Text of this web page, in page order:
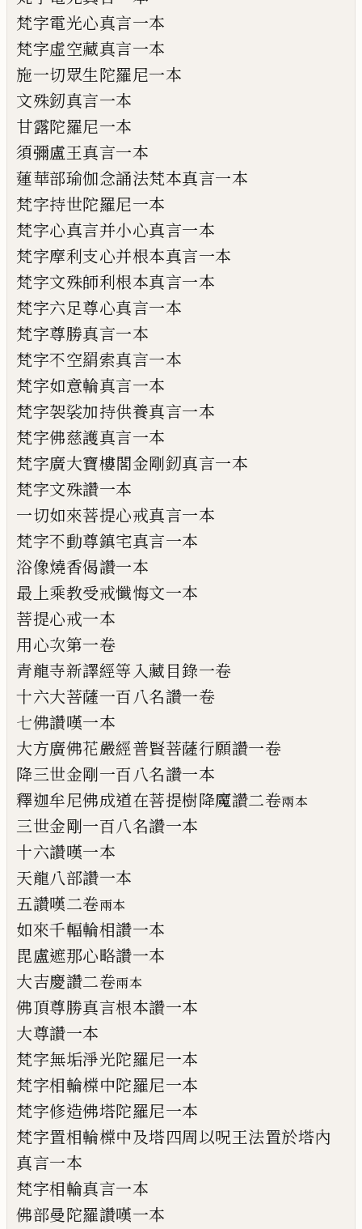
梵字電光心真言一本
梵字虛空藏真言一本
施一切眾生陀羅尼一本
文殊釰真言一本
甘露陀羅尼一本
須彌盧王真言一本
蓮華部瑜伽念誦法梵本真言一本
梵字持世陀羅尼一本
梵字心真言并小心真言一本
梵字摩利支心并根本真言一本
梵字文殊師利根本真言一本
梵字六足尊心真言一本
梵字尊勝真言一本
梵字不空羂索真言一本
梵字如意輪真言一本
梵字袈裟加持供養真言一本
梵字佛慈護真言一本
梵字廣大寶樓閣金剛釰真言一本
梵字文殊讚一本
一切如來菩提心戒真言一本
梵字不動尊鎮宅真言一本
浴像燒香偈讚一本
最上乘教受戒懺悔文一本
菩提心戒一本
用心次第一卷
青龍寺新譯經等入藏目錄一卷
十六大菩薩一百八名讚一卷
七佛讚嘆一本
大方廣佛花嚴經普賢菩薩行願讚一卷
降三世金剛一百八名讚一本
釋迦牟尼佛成道在菩提樹降魔讚二卷兩本
三世金剛一百八名讚一本
十六讚嘆一本
天龍八部讚一本
五讚嘆二卷兩本
如來千輻輪相讚一本
毘盧遮那心略讚一本
大吉慶讚二卷兩本
佛頂尊勝真言根本讚一本
大尊讚一本
梵字無垢淨光陀羅尼一本
梵字相輪橖中陀羅尼一本
梵字修造佛塔陀羅尼一本
梵字置相輪橖中及塔四周以呪王法置於塔內
真言一本
梵字相輪真言一本
佛部曼陀羅讚嘆一本